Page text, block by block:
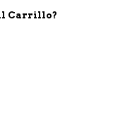
Carrillo?